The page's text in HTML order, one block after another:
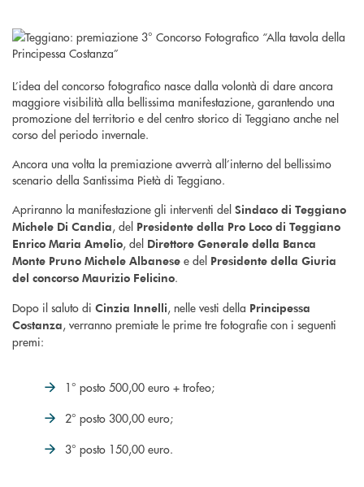
L’idea del concorso fotografico nasce dalla volontà di dare ancora
maggiore visibilità alla bellissima manifestazione, garantendo una
promozione del territorio e del centro storico di Teggiano anche nel
corso del periodo invernale.
Ancora una volta la premiazione avverrà all’interno del bellissimo
scenario della Santissima Pietà di Teggiano.
Apriranno la manifestazione gli interventi del Sindaco di Teggiano
Michele Di Candia, del Presidente della Pro Loco di Teggiano
Enrico Maria Amelio, del Direttore Generale della Banca
Monte Pruno Michele Albanese e del Presidente della Giuria
del concorso Maurizio Felicino.
Dopo il saluto di Cinzia Innelli, nelle vesti della Principessa
Costanza, verranno premiate le prime tre fotografie con i seguenti
premi:
1° posto 500,00 euro + trofeo;
2° posto 300,00 euro;
3° posto 150,00 euro.